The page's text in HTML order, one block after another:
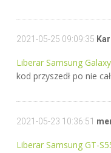
2021-05-25 09:09:35
Liberar Samsung
kod przyszedł po nie
2021-05-23 10:36:51
Liberar Samsung GT-